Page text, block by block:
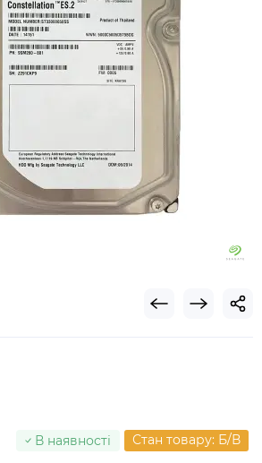
В наявності Стан товару: Б/В